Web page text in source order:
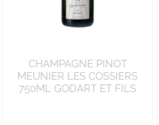
CHAMPAGNE PINOT
MEUNIER LES COSSIERS
750ML GODART ET FILS